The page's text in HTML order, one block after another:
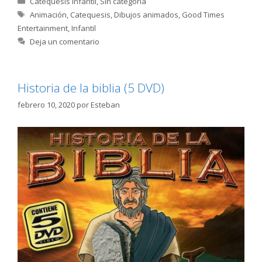
Etiquetas
Animación, Catequesis,Dibujos animados, Good Times
Entertainment,Infantil
Deja un comentario
Historia de la biblia (5 DVD)
febrero 10, 2020porEsteban